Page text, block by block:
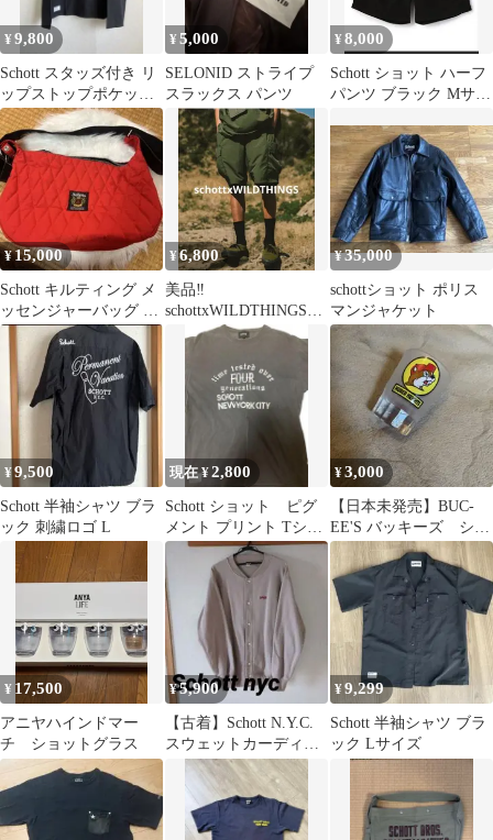
¥9,800
Schott スタッズ付き リ
ップストップポケット
ロングスリーブTシャ
ツ
¥5,000
SELONID ストライプ
スラックス パンツ
¥8,000
Schott ショット ハーフ
パンツ ブラック Mサイ
¥15,000
Schott キルティング メ
ッセンジャーバッグ レ
ッド
¥6,800
美品‼️
schottxWILDTHINGSカ
ーゴショーツ
¥35,000
schottショット ポリス
マンジャケット
¥9,500
Schott 半袖シャツ ブラ
ック 刺繍ロゴ L
現在 ¥2,800
Schott ショット ピグ
メント プリント Tシャ
ツ ブラック Lサイ
ズ
¥3,000
【日本未発売】BUC-
EE'S バッキーズ ショ
ットグラス
¥ 17,500
アニヤハインドマー
チ ショットグラス
¥5,900
【古着】Schott N.Y.C.
スウェットカーディガ
ン XL
¥9,299
Schott 半袖シャツ ブラ
ック Lサイズ